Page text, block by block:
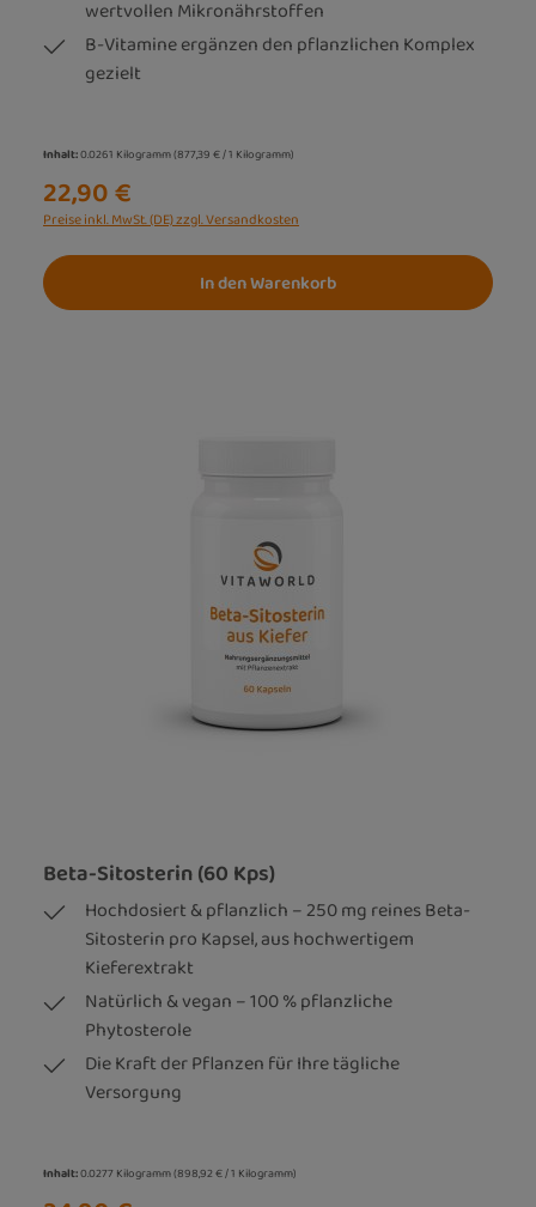
wertvollen Mikronährstoffen
B-Vitamine ergänzen den pflanzlichen Komplex
gezielt
Inhalt:0.0261 Kilogramm(877,39 € / 1 Kilogramm)
22,90 €
Preise inkl. MwSt. (DE) zzgl. Versandkosten
In den Warenkorb
Beta-Sitosterin (60 Kps)
Hochdosiert & pflanzlich – 250 mg reines Beta-
Sitosterin pro Kapsel, aus hochwertigem
Kieferextrakt
Natürlich & vegan – 100 % pflanzliche
Phytosterole
Die Kraft der Pflanzen für Ihre tägliche
Versorgung
Inhalt:0.0277 Kilogramm(898,92 € / 1 Kilogramm)